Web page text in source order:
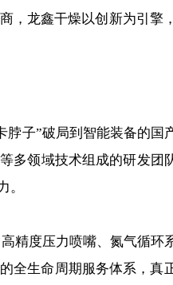
龙鑫干燥以创新为引
”破局到智能装备的国
领域技术组成的研发
。
压力喷嘴、氮气循环
生命周期服务体系，